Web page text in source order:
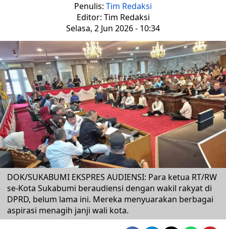
Penulis: Tim Redaksi
Editor: Tim Redaksi
Selasa, 2 Jun 2026 - 10:34
DOK/SUKABUMI EKSPRES AUDIENSI: Para ketua RT/RW
se-Kota Sukabumi beraudiensi dengan wakil rakyat di
DPRD, belum lama ini. Mereka menyuarakan berbagai
aspirasi menagih janji wali kota.